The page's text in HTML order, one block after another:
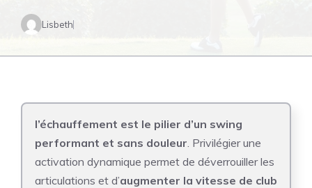
Lisbeth
l’échauffement est le pilier d’un swing
performant et sans douleur. Privilégier une
activation dynamique permet de déverrouiller les
articulations et d’augmenter la vitesse de club